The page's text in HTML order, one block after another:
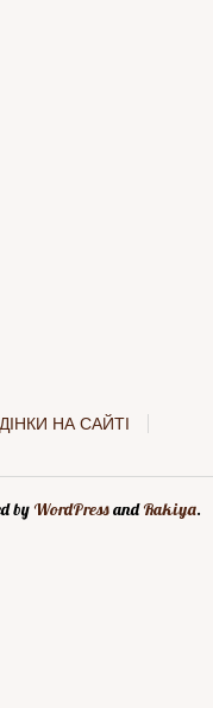
НА САЙТІ
by WordPressandRakiya.